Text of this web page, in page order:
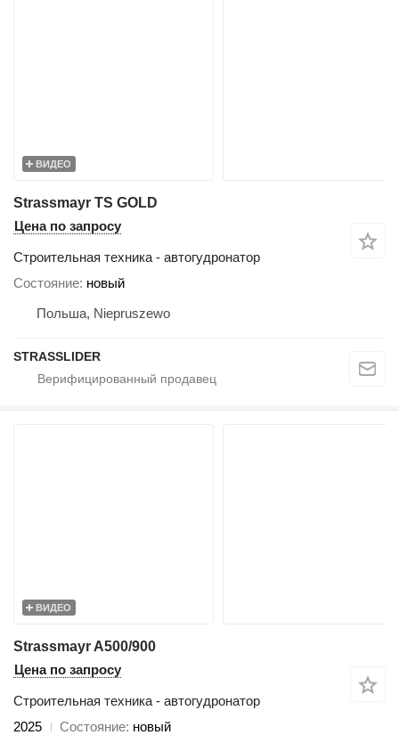
ВИДЕО
Strassmayr TS GOLD
Цена по запросу
Строительная техника - автогудронатор
Состояние новый
Польша, Niepruszewo
STRASSLIDER
ВИДЕО
Strassmayr A500/900
Цена по запросу
Строительная техника - автогудронатор
2025
Состояние новый